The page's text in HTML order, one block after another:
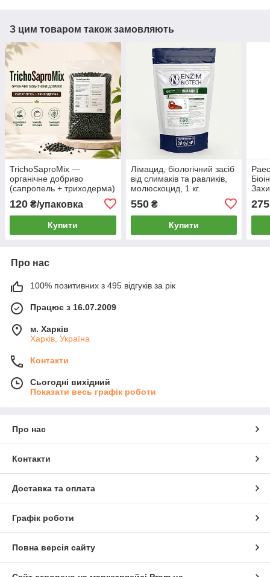
З цим товаром також замовляють
TrichoSaproMix —
органічне добриво
(сапропель + триходерма)
для оздоровлення ґрунту
1кг
120 ₴/упаковка
Купити
Лімацид, біологічний засіб
від слимаків та равликів,
молюскоцид, 1 кг.
550₴
Купити
275
Про нас
100% позитивних з 495 відгуків за рік
Працює з 16.07.2009
м. Харків
Харків, Україна
Контакти
Сьогодні вихідний
Показати весь графік роботи
Про нас
Контакти
Доставка та оплата
Графік роботи
Повна версія сайту